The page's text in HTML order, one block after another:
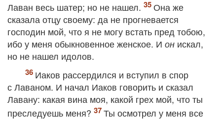
Лаван весь шатер; но не нашел.
Она же
сказала отцу своему: да не прогневается
господин мой, что я не могу встать пред тобою,
ибо у меня обыкновенное женское. И он искал,
но не нашел идолов.
Иаков рассердился и вступил в спор
с Лаваном. И начал Иаков говорить и сказал
Лавану: какая вина моя, какой грех мой, что ты
преследуешь меня?
Ты осмотрел у меня все